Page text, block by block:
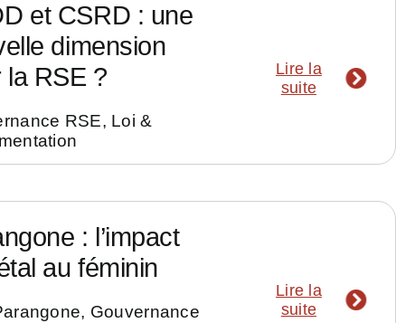
et CSRD : une
dimension
la RSE ?
RSE, Loi &
Lire la
suite
: l’impact
au féminin
, Gouvernance
Lire la
suite